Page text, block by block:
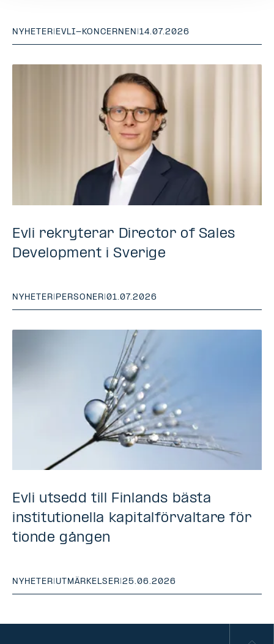
NYHETER| EVLI-KONCERNEN |14.07.2026
Evli rekryterar Director of Sales
Development i Sverige
NYHETER PERSONER |01.07.2026
Evli utsedd till Finlands bästa
institutionella kapitalförvaltare för
tionde gången
NYHETER| UTMÄRKELSER|25.06.2026